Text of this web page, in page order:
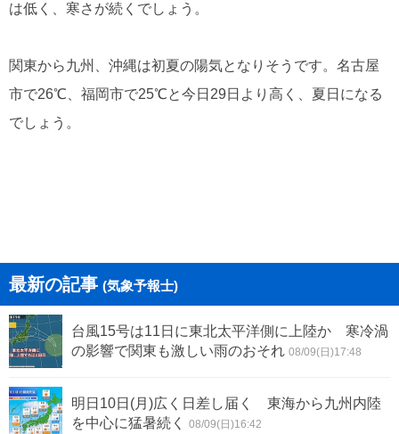
は低く、寒さが続くでしょう。
関東から九州、沖縄は初夏の陽気となりそうです。名古屋
市で26℃、福岡市で25℃と今日29日より高く、夏日になる
でしょう。
最新の記事 (気象予報士)
台風15号は11日に東北太平洋側に上陸か 寒冷渦
の影響で関東も激しい雨のおそれ 08/09(日)17:48
明日10日(月)広く日差し届く 東海から九州内陸
を中心に猛暑続く
08/09(日)16:42